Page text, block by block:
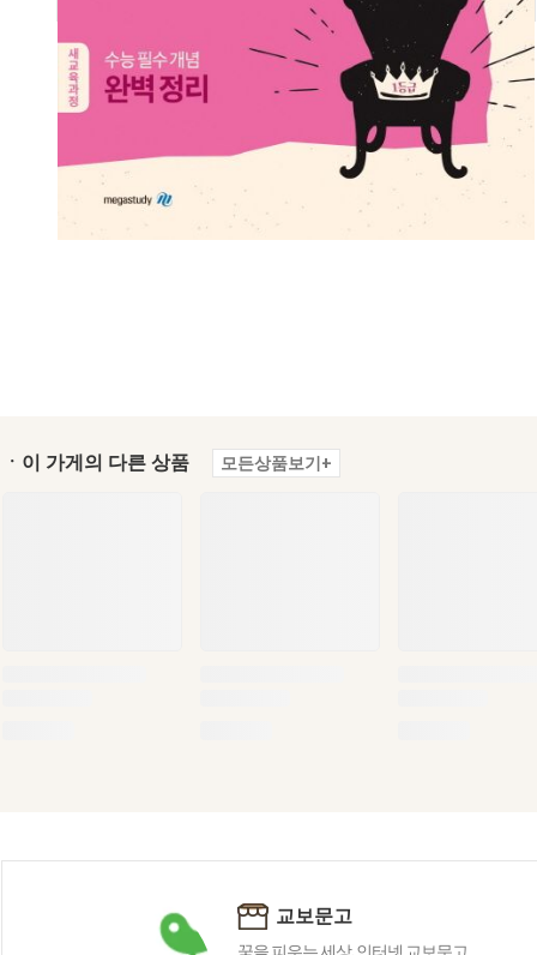
ㆍ이 가게의 다른 상품 모든상품보기+
교보문고